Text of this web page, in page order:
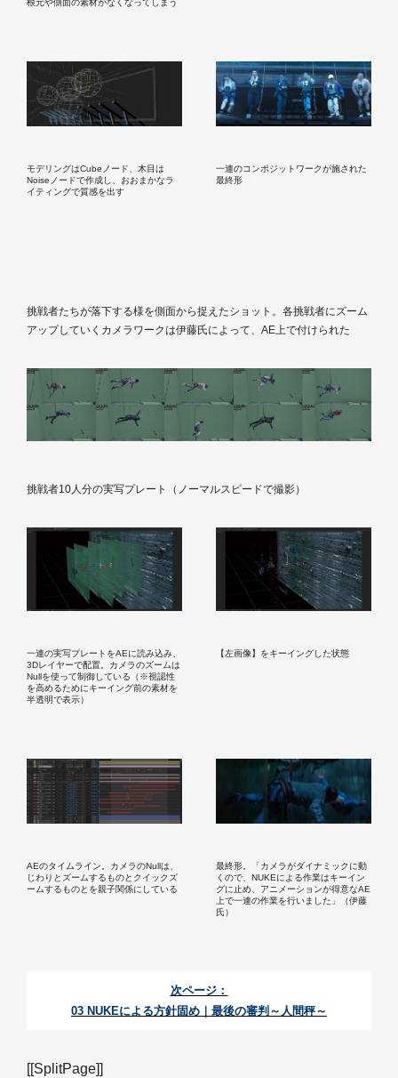
根元や側面の素材がなくなってしまう
モデリングはCubeノード、木目は
Noiseノードで作成し、おおまかなラ
イティングで質感を出す
一連のコンポジットワークが施された
最終形
挑戦者たちが落下する様を側面から捉えたショット。各挑戦者にズーム
アップしていくカメラワークは伊藤氏によって、AE上で付けられた
挑戦者10人分の実写プレート（ノーマルスピードで撮影）
一連の実写プレートをAEに読み込み、
3Dレイヤーで配置。カメラのズームは
Nullを使って制御している（※視認性
を高めるためにキーイング前の素材を
半透明で表示）
【左画像】をキーイングした状態
AEのタイムライン。カメラのNullは、
じわりとズームするものとクイックズ
ームするものとを親子関係にしている
最終形。「カメラがダイナミックに動
くので、NUKEによる作業はキーイン
グに止め、アニメーションが得意なAE
上で一連の作業を行いました」（伊藤
氏）
次ページ：
03 NUKEによる方針固め｜最後の審判～人間秤～
[[SplitPage]]